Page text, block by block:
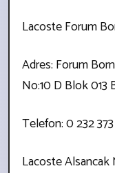
Lacoste Forum
Adres: Forum
No:10 D Blok 013
Telefon: 0 232
Lacoste Alsancak